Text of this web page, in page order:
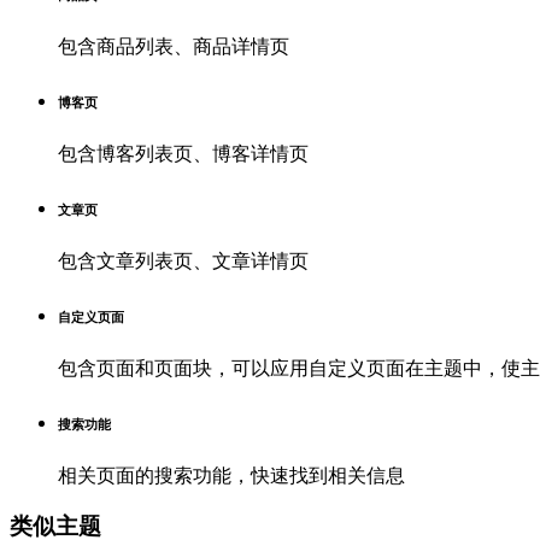
包含商品列表、商品详情页
博客页
包含博客列表页、博客详情页
文章页
包含文章列表页、文章详情页
自定义页面
包含页面和页面块，可以应用自定义页面在主题中，使
搜索功能
相关页面的搜索功能，快速找到相关信息
类似主题